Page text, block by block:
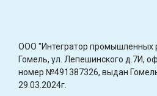
OOO "Интегратор промышленных
Гомель, ул. Лепешинского д.7И,
номер №491387326, выдан
29.03.2024г.